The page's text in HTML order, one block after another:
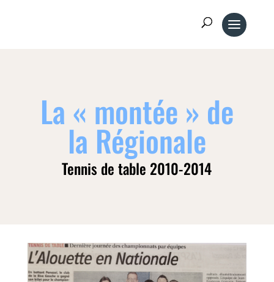
La « montée » de
la Régionale
Tennis de table 2010-2014